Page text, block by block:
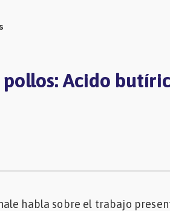
Acido
habla sobre el trabajo